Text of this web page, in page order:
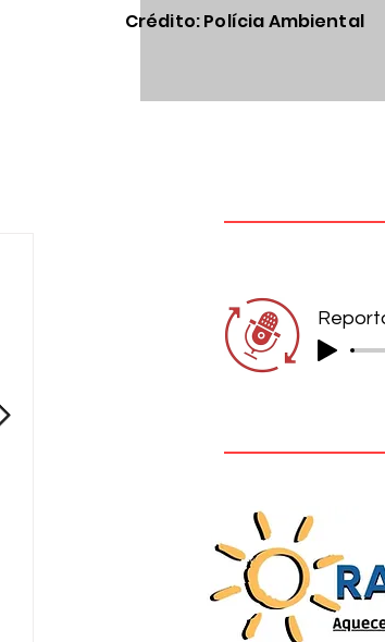
Crédito: Polícia Ambiental
A cidade das respostas que ainda